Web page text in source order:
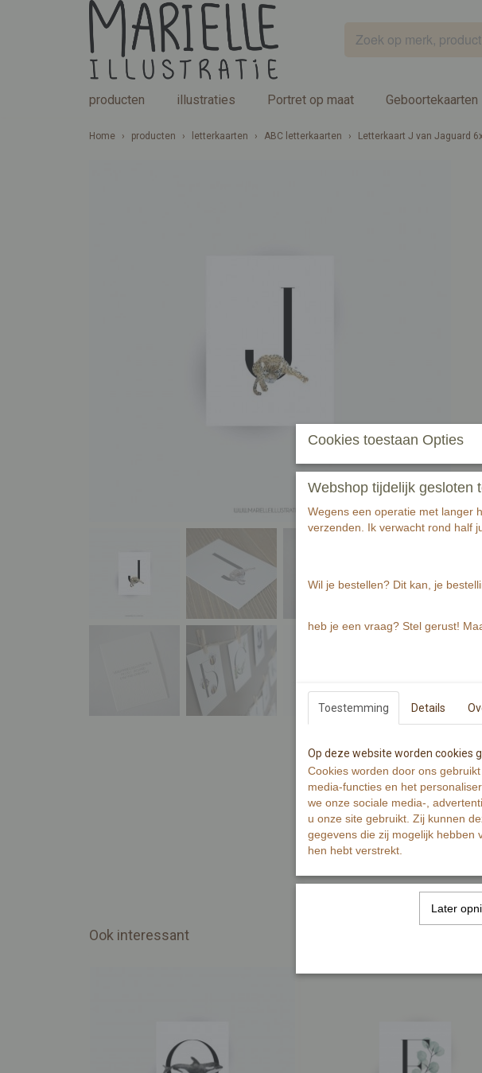
producten illustraties Portret op maat Geboortekaarten
Home › producten › letterkaarten › ABC letterkaarten › Letterkaart J van Jaguard
Ook interessant
Cookies toestaan Opties
Webshop tijdelijk gesloten
Wegens een operatie met langer
verzenden. Ik verwacht rond half
Wil je bestellen? Dit kan, je
heb je een vraag? Stel gerust!
Toestemming Details
Op deze website worden cookies
Cookies worden door ons
media-functies en het
we onze sociale media-,
u onze site gebruikt. Zij kunnen
gegevens die zij mogelijk hebben
hen hebt verstrekt.
Later